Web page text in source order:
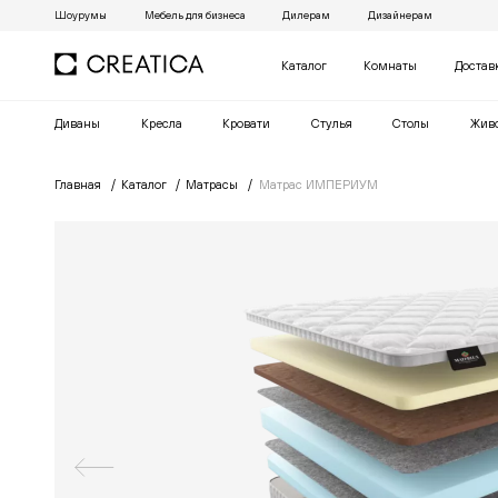
Шоурумы Мебель для бизнеса Дилерам Дизайнерам
Каталог Комнаты
Диваны Кресла Кровати Cтулья Столы
Главная Каталог Матрасы Матрас ИМПЕРИУМ